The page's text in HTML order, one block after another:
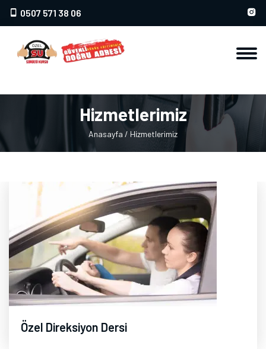
0507 571 38 06
Hizmetlerimiz
Anasayfa / Hizmetlerimiz
Özel Direksiyon Dersi